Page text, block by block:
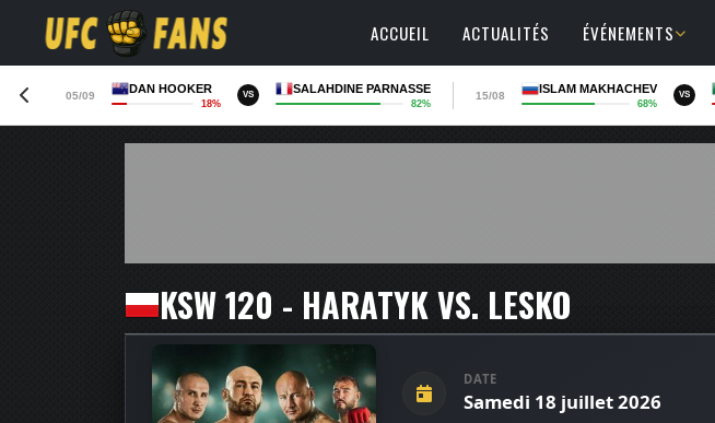
ACCUEIL ACTUALITÉS ÉVÉNEMENTS
05/09
DAN HOOKER
18%
VS SALAHDINE PARNASSE
82%
15/08
ISLAM MAKHACHEV
68%
VS
KSW 120 - HARATYK VS. LESKO
DATE
Samedi 18 juillet 2026